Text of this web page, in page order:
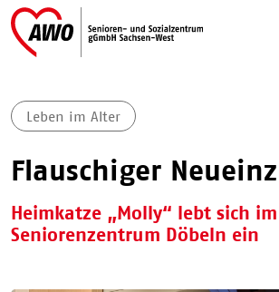
Leben im Alter
Flauschiger
Heimkatze „Molly“ lebt sich im
Seniorenzentrum Döbeln ein